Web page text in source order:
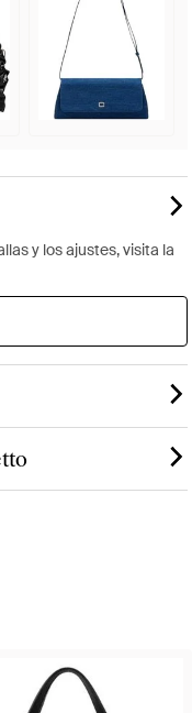
y los ajustes, visita la